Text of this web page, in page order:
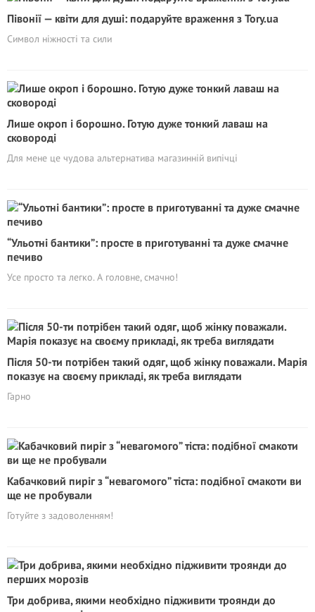
Півонії — квіти для душі: подаруйте враження з Tory.ua
Символ ніжності та сили
Лише окроп і борошно. Готую дуже тонкий лаваш на
сковороді
Для мене це чудова альтернатива магазинній випічці
“Ульотні бантики”: просте в приготуванні та дуже смачне
печиво
Усе просто та легко. А головне, смачно!
Після 50-ти потрібен такий одяг, щоб жінку поважали. Марія
показує на своєму прикладі, як треба виглядати
Гарно
Кабачковий пиріг з “невагомого” тіста: подібної смакоти ви
ще не пробували
Готуйте з задоволенням!
Три добрива, якими необхідно підживити троянди до